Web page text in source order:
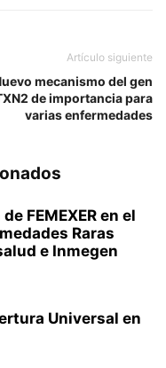
Artículo siguiente
mecanismo del gen
de importancia para
varias enfermedades
FEMEXER en el
Raras
e Inmegen
Universal en